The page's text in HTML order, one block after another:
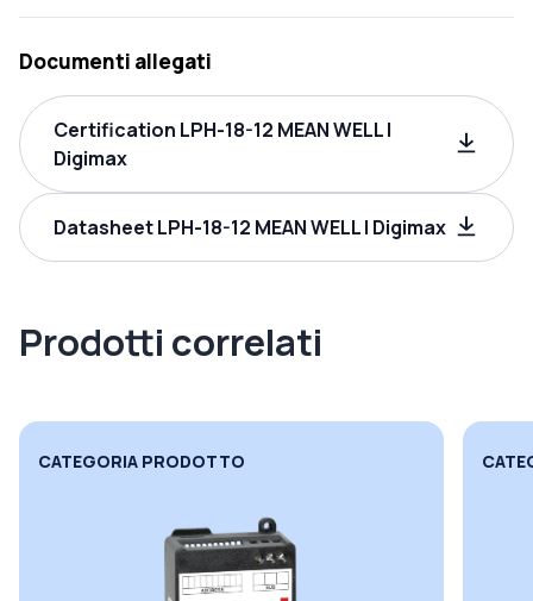
Documenti allegati
Certification LPH-18-12 MEAN WELL |
Digimax
Datasheet LPH-18-12 MEAN WELL | Digimax
Prodotti correlati
CATEGORIA PRODOTTO